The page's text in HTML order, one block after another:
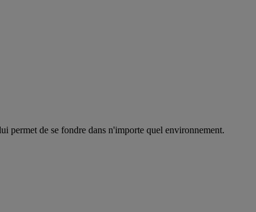
permet de se fondre dans n'importe quel environnement.